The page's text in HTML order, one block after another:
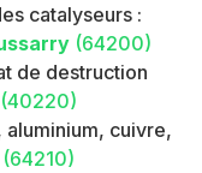
catalyseurs :
(64200)
de destruction
(40220)
aluminium, cuivre,
(64210)